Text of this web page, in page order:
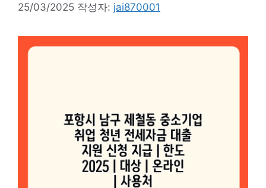
25/03/2025 작성자: jai870001